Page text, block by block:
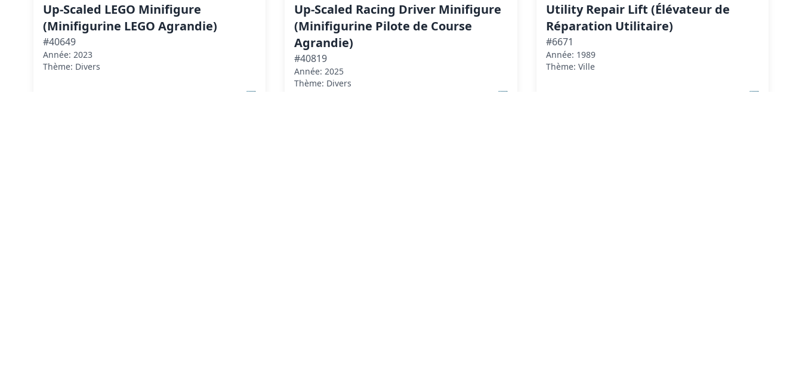
Up-Scaled LEGO Minifigure
(Minifigurine LEGO Agrandie)
#40649
Année: 2023
Thème: Divers
↗
Up-Scaled Racing Driver Minifigure
(Minifigurine Pilote de Course
Agrandie)
#40819
Année: 2025
Thème: Divers
↗
Utility Repair Lift (Élévateur de
Réparation Utilitaire)
#6671
Année: 1989
Thème: Ville
↗